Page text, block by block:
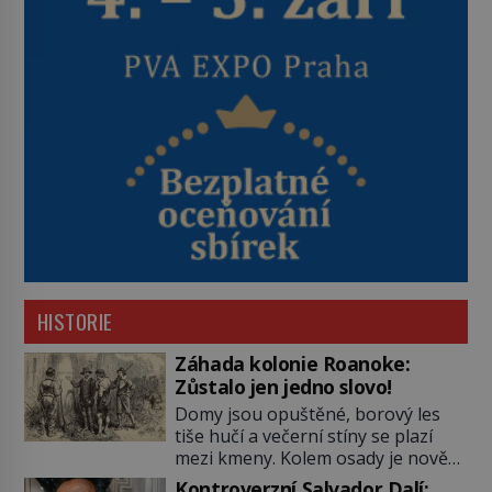
HISTORIE
Záhada kolonie Roanoke:
Zůstalo jen jedno slovo!
Domy jsou opuštěné, borový les
tiše hučí a večerní stíny se plazí
mezi kmeny. Kolem osady je nově
postavená palisáda, ale ani to